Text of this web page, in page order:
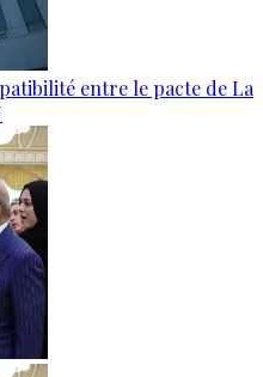
entre le pacte de La